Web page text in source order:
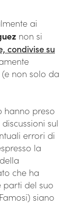
ai
non si
condivise su
non solo da
hanno preso
sul
errori di
la
che ha
parti del suo
siano